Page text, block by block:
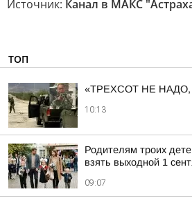
Источник: Канал в МАКС
ТОП
«ТРЕХСОТ НЕ
10:13
Родителям троих
взять выходной 1
09:07